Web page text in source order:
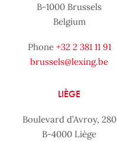
B-1000 Brussels
Belgium
Phone +32 2 381 11 91
brussels@lexing.be
LIÈGE
Boulevard d’Avroy, 280
B-4000 Liège